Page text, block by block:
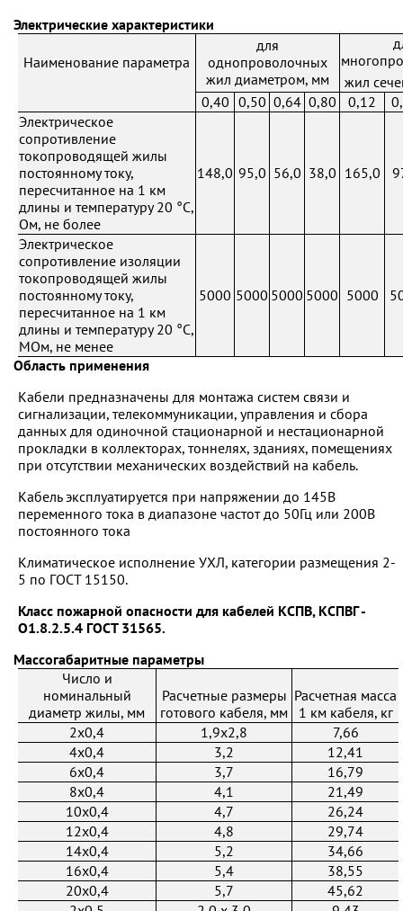
Электрические характеристики
Наименование параметра
для
однопроволочных
жил диаметром, мм
жил
0,40 0,50 0,64 0,80 0,12
Электрическое
сопротивление
токопроводящей жилы
постоянному току,
пересчитанное на 1 км
длины и температуру 20 °С,
Ом, не более
148,0 95,0 56,0 38,0 165,0
Электрическое
сопротивление изоляции
токопроводящей жилы
постоянному току,
пересчитанное на 1 км
длины и температуру 20 °С,
МОм, не менее
5000 5000 5000 5000 5000
Область применения
Кабели предназначены для монтажа систем связи и
сигнализации, телекоммуникации, управления и сбора
данных для одиночной стационарной и нестационарной
прокладки в коллекторах, тоннелях, зданиях, помещениях
при отсутствии механических воздействий на кабель.
Кабель эксплуатируется при напряжении до 145В
переменного тока в диапазоне частот до 50Гц или 200В
постоянного тока
Климатическое исполнение УХЛ, категории размещения 2-
5 по ГОСТ 15150.
Класс пожарной опасности для кабелей КСПВ, КСПВГ -
О1.8.2.5.4 ГОСТ 31565.
Массогабаритные параметры
Число и
номинальный
диаметр жилы, мм
Расчетные размеры
готового кабеля, мм
Расчетная масса
1 км кабеля, кг
2x0,4
1,9x2,8
7,66
4x0,4
3,2
12,41
6x0,4
3,7
16,79
8x0,4
4,1
21,49
10x0,4
4,7
26,24
12x0,4
4,8
29,74
14x0,4
5,2
34,66
16x0,4
5,4
38,55
20x0,4
5,7
45,62